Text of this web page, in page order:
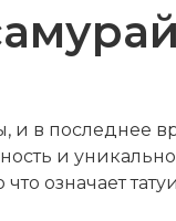
и в последнее
и
означает